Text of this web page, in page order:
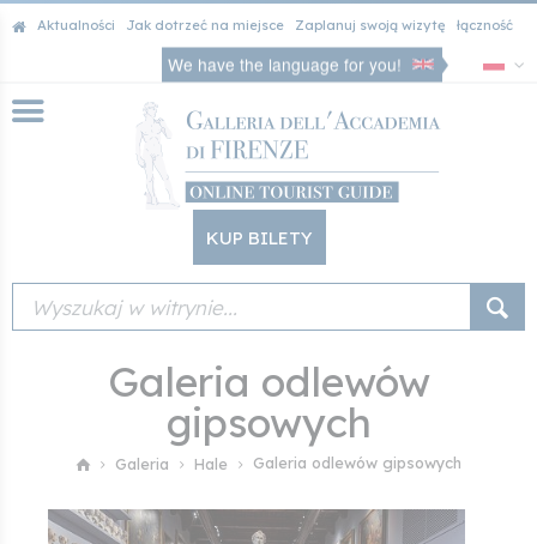
Aktualności Jak dotrzeć na miejsce Zaplanuj swoją wizytę łączność
We have the language for you!
KUP BILETY
Galeria odlewów
gipsowych
Galeria Hale Galeria odlewów gipsowych